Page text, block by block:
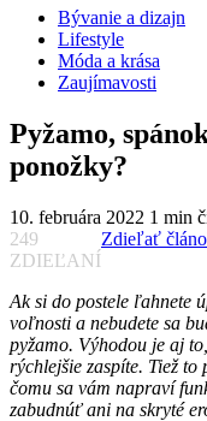
Bývanie a dizajn
Lifestyle
Móda a krása
Zaujímavosti
Pyžamo,
ponožky?
10. februára 2022 1 min
249
ZDIEĽANÍ
Zdieľať
Ak si do postele ľahnete
voľnosti a nebudete sa
pyžamo. Výhodou je aj
rýchlejšie zaspíte. Tiež
čomu sa vám napraví
zabudnúť ani na skryté